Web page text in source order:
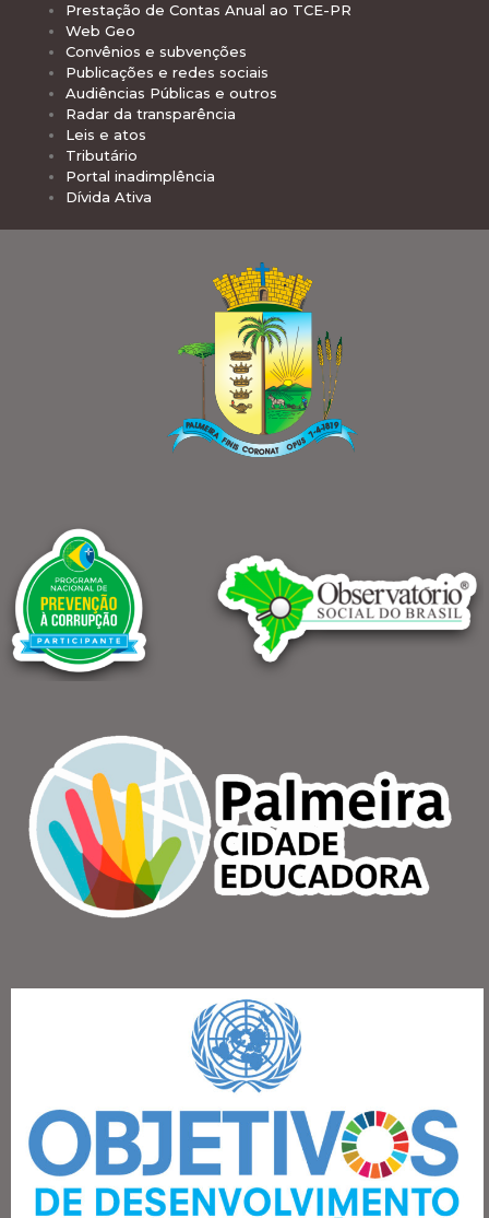
Prestação de Contas Anual ao TCE-PR
Web Geo
Convênios e subvenções
Publicações e redes sociais
Audiências Públicas e outros
Radar da transparência
Leis e atos
Tributário
Portal inadimplência
Dívida Ativa